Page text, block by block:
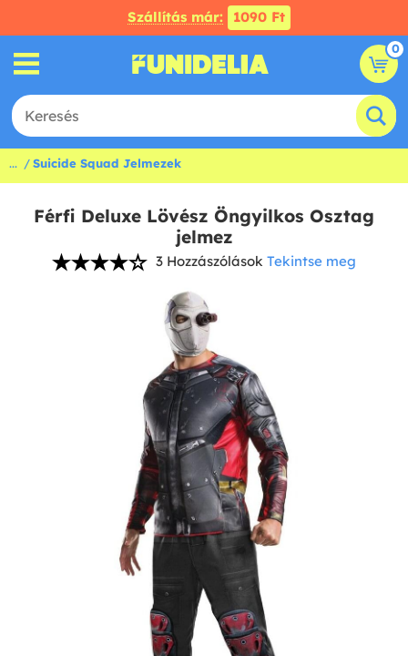
Szállítás már: 1090 Ft
0
... Suicide Squad Jelmezek
Férfi Deluxe Lövész Öngyilkos Osztag
jelmez
3 Hozzászólások Tekintse meg